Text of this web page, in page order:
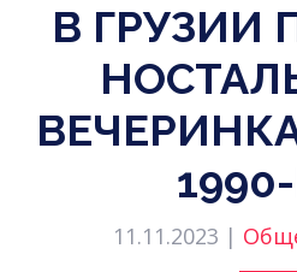
В ГРУЗИИ
11.11.2023 |